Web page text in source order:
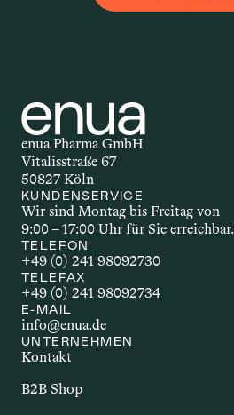
enua Pharma GmbH
Vitalisstraße 67
50827 Köln
KUNDENSERVICE
Wir sind Montag bis Freitag von
9:00 – 17:00 Uhr für Sie erreichbar.
TELEFON
+49 (0) 241 98092730
TELEFAX
+49 (0) 241 98092734
E-MAIL
info@enua.de
UNTERNEHMEN
Kontakt
B2B Shop